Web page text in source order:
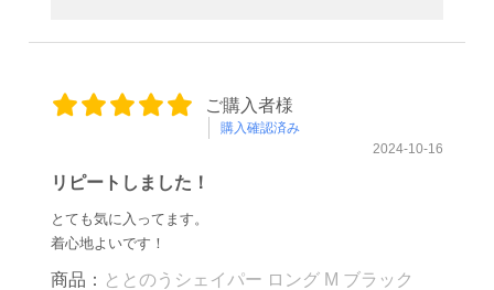
ご購入者様
購入確認済み
2024-10-16
リピートしました！
とても気に入ってます。
着心地よいです！
商品： ととのうシェイパー ロング M ブラック